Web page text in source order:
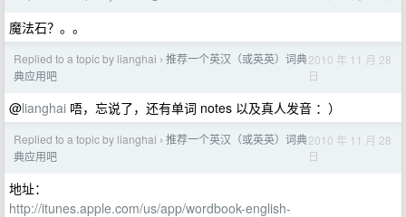
魔法石？。。
Replied to a topic by lianghai › 推荐一个英汉（或英英）词典
典应用吧
2010 年 11 月 28
日
@lianghai 唔，忘说了，还有单词 notes 以及真人发音 ：）
Replied to a topic by lianghai › 推荐一个英汉（或英英）词典
典应用吧
2010 年 11 月 28
日
地址：
http://itunes.apple.com/us/app/wordbook-english-